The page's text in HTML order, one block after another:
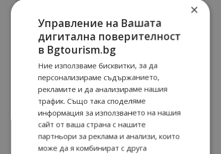
×
Управление на Вашата
дигитална поверителност
в Bgtourism.bg
Ние използваме бисквитки, за да
персонализираме съдържанието,
рекламите и да анализираме нашия
трафик. Също така споделяме
информация за използването на нашия
сайт от ваша страна с нашите
партньори за реклама и анализи, които
може да я комбинират с друга